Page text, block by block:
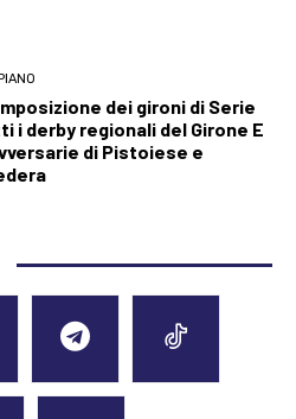
dei gironi di Serie
i derby regionali del Girone E
di Pistoiese e